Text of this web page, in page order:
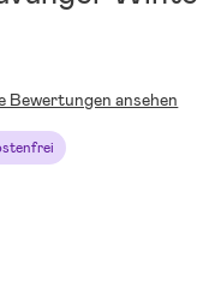
Bewertungen ansehen